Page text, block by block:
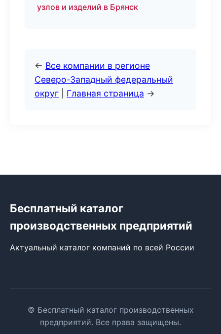
узлов и изделий в Брянск
← Все компании в регионе
Северо-Западный федеральный
округ
Главная страница →
Бесплатный каталог
производственных предприятий
Актуальный каталог компаний по всей России
© Бесплатный каталог производственных
предприятий. Все права защищены.